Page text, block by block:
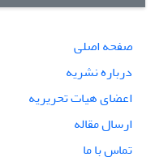
صفحه اصلی
درباره نشریه
اعضای هیات تحریریه
ارسال مقاله
تماس با ما